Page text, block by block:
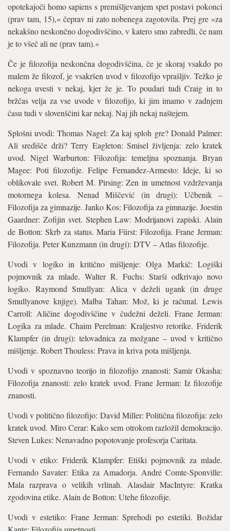
opotekajoči homo sapiens s premišljevanjem spet postavi pokonci
(prav tam, 15),« čeprav ni zato nobenega zagotovila. Prej gre »za
nekakšno neskončno dogodivščino, v katero smo zabredli, če nam
je to všeč ali ne (prav tam).«
Če je filozofija neskončna dogodivščina, če je skoraj vsakdo po
malem že filozof, je vsakršen uvod v filozofijo vprašljiv. Težko je
nekoga uvesti v nekaj, kjer že je. To poudari tudi Craig in to
bržčas velja za vse uvode v filozofijo, ki jim imamo v zadnjem
času tudi v slovenščini kar nekaj. Naj jih nekaj naštejem.
Splošni uvodi: Thomas Nagel: Za kaj sploh gre? Donald Palmer:
Ali središče drži? Terry Eagleton: Smisel življenja: zelo kratek
uvod. Nigel Warburton: Filozofija: temeljna spoznanja. Bryan
Magee: Poti filozofije. Felipe Fernandez-Armesto: Ideje, ki so
oblikovale svet. Robert M. Pirsing: Zen in umetnost vzdrževanja
motornega kolesa. Nenad Miščević (in drugi): Učbenik –
Filozofija za gimnazije. Janko Kos: Filozofija za gimnazije. Joestin
Gaardner: Zofijin svet. Stephen Law: Modrijanovi zapiski. Alain
de Botton: Skrb za status. Maria Fürst: Filozofija. Frane Jerman:
Filozofija. Peter Kunzmann (in drugi): DTV – Atlas filozofije.
Uvodi v logiko in kritično mišljenje: Olga Markič: Logiški
pojmovnik za mlade. Walter R. Fuchs: Starši odkrivajo novo
logiko. Raymond Smullyan: Alica v deželi ugank (in druge
Smullyanove knjige). Malba Tahan: Mož, ki je računal. Lewis
Carroll: Aličine dogodivščine v čudežni deželi. Frane Jerman:
Logika za mlade. Chaim Perelman: Kraljestvo retorike. Friderik
Klampfer (in drugi): telovadnica za možgane – uvod v kritično
mišljenje. Robert Thouless: Prava in kriva pota mišljenja.
Uvodi v spoznavno teorijo in filozofijo znanosti: Samir Okasha:
Filozofija znanosti: zelo kratek uvod. Frane Jerman: Iz filozofije
znanosti.
Uvodi v politično filozofijo: David Miller: Politična filozofija: zelo
kratek uvod. Miro Cerar: Kako sem otrokom razložil demokracijo.
Steven Lukes: Nenavadno popotovanje profesorja Caritata.
Uvodi v etiko: Friderik Klampfer: Etiški pojmovnik za mlade.
Fernando Savater: Etika za Amadorja. André Comte-Sponville:
Mala razprava o velikih vrlinah. Alasdair MacIntyre: Kratka
zgodovina etike. Alain de Botton: Utehe filozofije.
Uvodi v estetiko: Frane Jerman: Sprehodi po estetiki. Božidar